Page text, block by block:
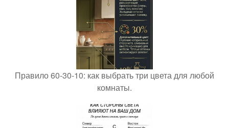
Правило 60-30-10: как выбрать три цвета для любой
комнаты.